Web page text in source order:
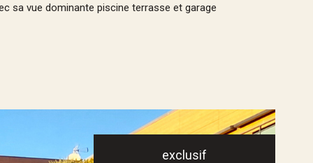
sa vue dominante piscine terrasse et garage
exclusif